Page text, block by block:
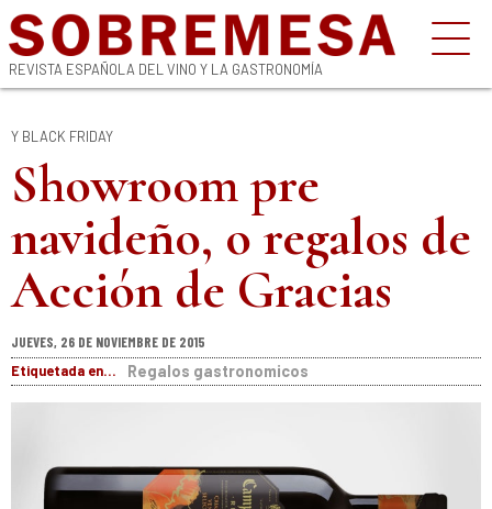
REVISTA ESPAÑOLA DEL VINO Y LA GASTRONOMÍA
Y BLACK FRIDAY
Showroom pre
navideño, o regalos de
Acción de Gracias
JUEVES, 26 DE NOVIEMBRE DE 2015
Etiquetada en...
Regalos gastronomicos